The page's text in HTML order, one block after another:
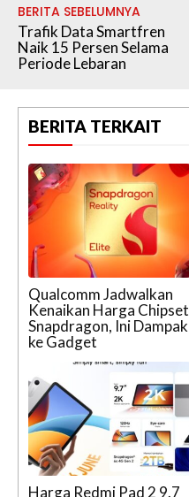
BERITA SEBELUMNYA
Trafik Data Smartfren
Naik 15 Persen Selama
Periode Lebaran
BERITA TERKAIT
Qualcomm Jadwalkan
Kenaikan Harga Chipset
Snapdragon, Ini Dampak
ke Gadget
Harga Redmi Pad 2 9.7